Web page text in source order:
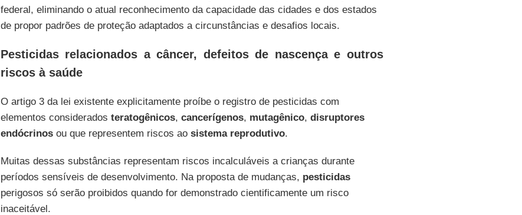
federal, eliminando o atual reconhecimento da capacidade das cidades e dos estados
de propor padrões de proteção adaptados a circunstâncias e desafios locais.
Pesticidas relacionados a câncer, defeitos de nascença e outros
riscos à saúde
O artigo 3 da lei existente explicitamente proíbe o registro de pesticidas com
elementos considerados teratogênicos, cancerígenos, mutagênico, disruptores
endócrinosou que representem riscos aosistema reprodutivo.
Muitas dessas substâncias representam riscos incalculáveis a crianças durante
períodos sensíveis de desenvolvimento. Na proposta de mudanças, pesticidas
perigosos só serão proibidos quando for demonstrado cientificamente um risco
inaceitável.